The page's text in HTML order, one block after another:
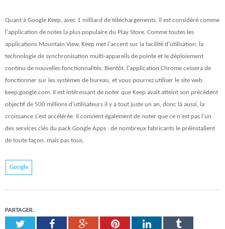
Quant à Google Keep, avec 1 milliard de téléchargements, il est considéré comme
l'application de notes la plus populaire du Play Store. Comme toutes les
applications Mountain View, Keep met l'accent sur la facilité d'utilisation, la
technologie de synchronisation multi-appareils de pointe et le déploiement
continu de nouvelles fonctionnalités. Bientôt, l'application Chrome cessera de
fonctionner sur les systèmes de bureau, et vous pourrez utiliser le site web
keep.google.com. Il est intéressant de noter que Keep avait atteint son précédent
objectif de 500 millions d'utilisateurs il y a tout juste un an, donc là aussi, la
croissance s'est accélérée. Il convient également de noter que ce n'est pas l'un
des services clés du pack Google Apps : de nombreux fabricants le préinstallent
de toute façon, mais pas tous.
Google
PARTAGER.
TwitterFacebookGoogle+PinterestLinkedInTumblr